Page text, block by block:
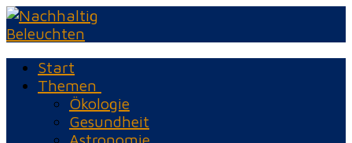
Zum
Inhalt
Menü
Schließen
Start
Themen
Ökologie
Gesundheit